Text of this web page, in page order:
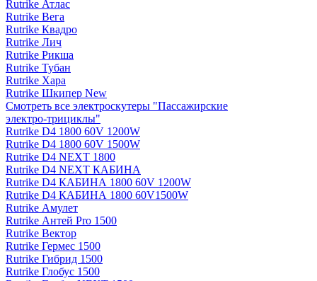
Rutrike Атлас
Rutrike Вега
Rutrike Квадро
Rutrike Лич
Rutrike Рикша
Rutrike Тубан
Rutrike Хара
Rutrike Шкипер New
Смотреть все электро­скутеры "Пассажирские
электро‑трициклы"
Rutrike D4 1800 60V 1200W
Rutrike D4 1800 60V 1500W
Rutrike D4 NEXT 1800
Rutrike D4 NEXT КАБИНА
Rutrike D4 КАБИНА 1800 60V 1200W
Rutrike D4 КАБИНА 1800 60V1500W
Rutrike Амулет
Rutrike Антей Pro 1500
Rutrike Вектор
Rutrike Гермес 1500
Rutrike Гибрид 1500
Rutrike Глобус 1500